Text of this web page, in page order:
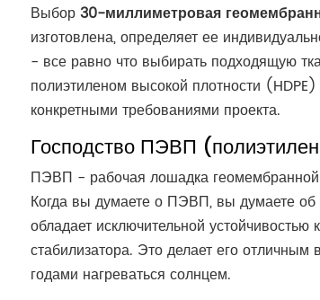
Выбор30-миллиметровая
изготовлена, определяет ее
- все равно что выбирать подходящую
полиэтиленом высокой плотности
конкретными требованиями проекта.
Господство ПЭВП
ПЭВП - рабочая лошадка геомембранной
Когда вы думаете о ПЭВП, вы думаете об
обладает исключительной
стабилизатора. Это делает его
годами нагреваться солнцем.